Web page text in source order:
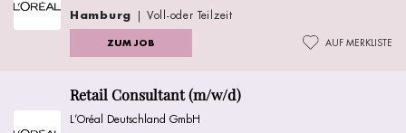
Hamburg | Voll-oder Teilzeit
ZUM JOB AUF MERKLISTE
Retail Consultant (m/w/d)
L’Oréal Deutschland GmbH